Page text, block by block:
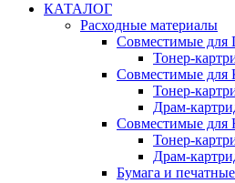
КАТАЛОГ
Расходные материалы
Совместимые для
Тонер-
Совместимые для
Тонер-
Драм-
Совместимые для
Тонер-
Драм-
Бумага и